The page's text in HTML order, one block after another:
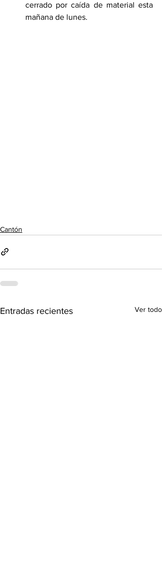
cerrado por caída de material esta
mañana de lunes.
Cantón
Entradas recientes Ver todo